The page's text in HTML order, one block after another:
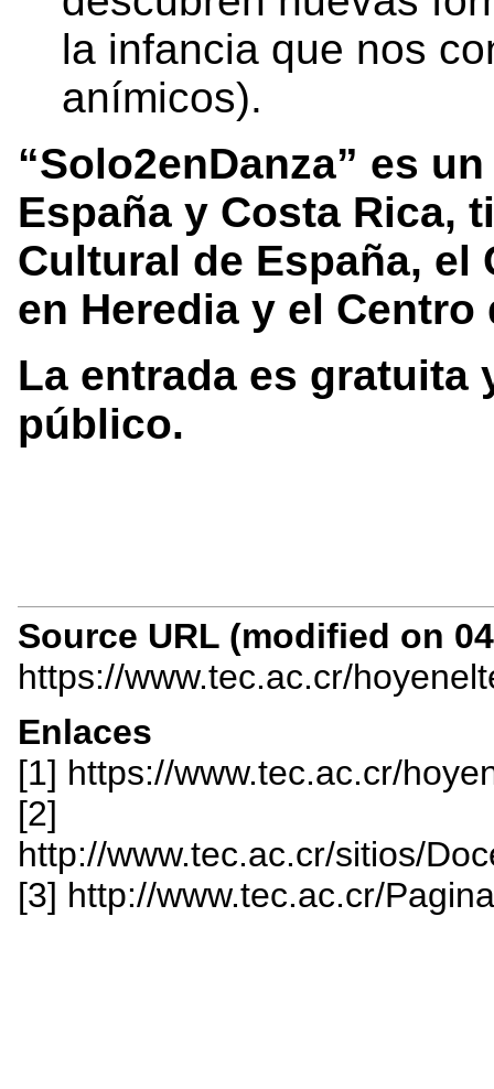
la infancia que nos
anímicos).
“Solo2enDanza” es
España y Costa Rica,
Cultural de España, el
en Heredia y el
La entrada es gratuita
público.
Source URL (modified on
https://www.tec.ac.cr/
Enlaces
[1] https://www.tec.ac.cr/
[2]
http://www.tec.ac.cr/sitios/
[3] http://www.tec.ac.cr/